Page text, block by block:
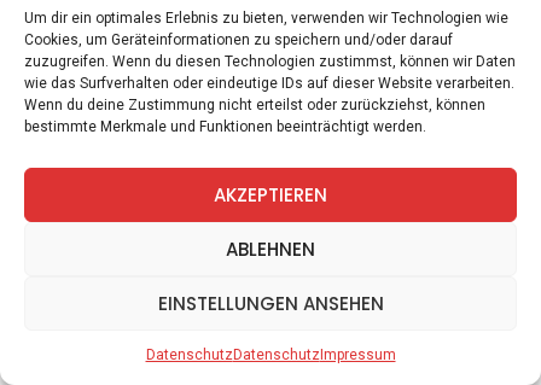
Um dir ein optimales Erlebnis zu bieten, verwenden wir Technologien wie
Cookies, um Geräteinformationen zu speichern und/oder darauf
zuzugreifen. Wenn du diesen Technologien zustimmst, können wir Daten
wie das Surfverhalten oder eindeutige IDs auf dieser Website verarbeiten.
Wenn du deine Zustimmung nicht erteilst oder zurückziehst, können
bestimmte Merkmale und Funktionen beeinträchtigt werden.
AKZEPTIEREN
ABLEHNEN
EINSTELLUNGEN ANSEHEN
DatenschutzDatenschutzImpressum
Spiele Zitate Kontakt Datenschutz Impressum